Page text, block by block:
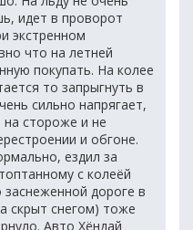
идет в проворот
экстренном
что на летней
покупать. На колее
то запрыгнуть в
сильно напрягает,
стороже и не
и обгоне.
ездил за
с колеёй
заснеженной дороге в
скрыт снегом) тоже
Авто Хёндай